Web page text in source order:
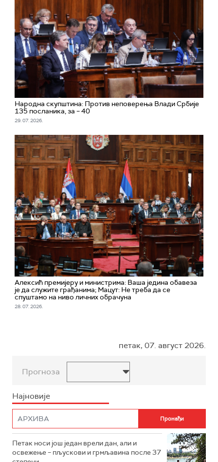
Народна скупштина: Против неповерења Влади Србије
135 посланика, за – 40
29. 07. 2026.
Алексић премијеру и министрима: Ваша једина обавеза
је да служите грађанима; Мацут: Не треба да се
спуштамо на ниво личних обрачуна
28. 07. 2026.
петак, 07. август 2026.
Прогноза
Најновије
Петак носи још један врели дан, али и
освежење – пљускови и грмљавина после 37